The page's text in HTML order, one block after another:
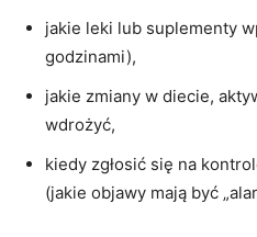
jakie leki lub suplementy
godzinami),
jakie zmiany w diecie,
wdrożyć,
kiedy zgłosić się na
(jakie objawy mają być